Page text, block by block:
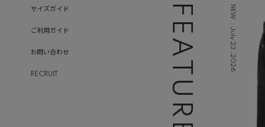
サイズガイド
ご利用ガイド
お問い合わせ
RECRUIT FEATURE NEW
July 23 ,2026